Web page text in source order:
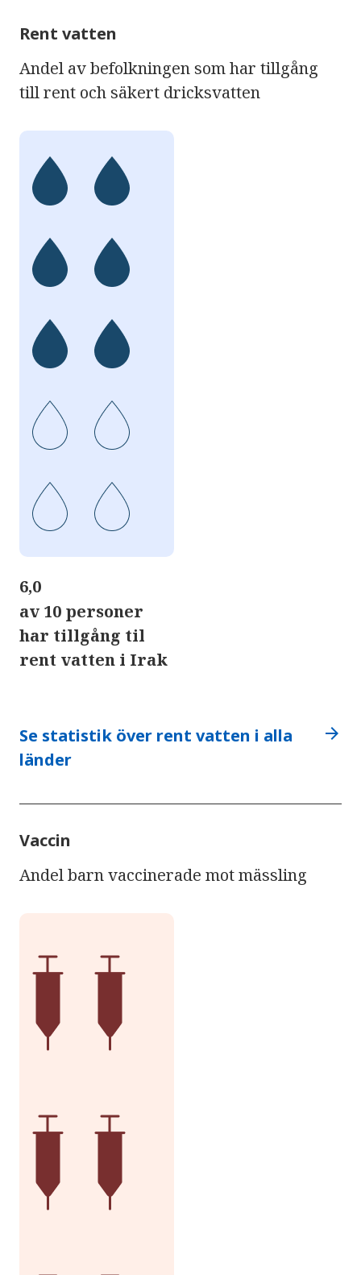
Rent vatten
Andel av befolkningen som har tillgång
till rent och säkert dricksvatten
6,0
av 10 personer
har tillgång til
rent vatten i Irak
Se statistik över rent vatten i alla
länder
arrow_forward
Vaccin
Andel barn vaccinerade mot mässling